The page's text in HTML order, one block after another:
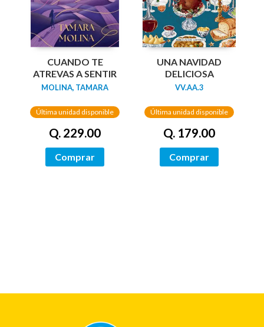
CUANDO TE
ATREVAS A SENTIR
MOLINA, TAMARA
Última unidad disponible
Q. 229.00
Comprar
UNA NAVIDAD
DELICIOSA
VV.AA.3
Última unidad disponible
Q. 179.00
Comprar